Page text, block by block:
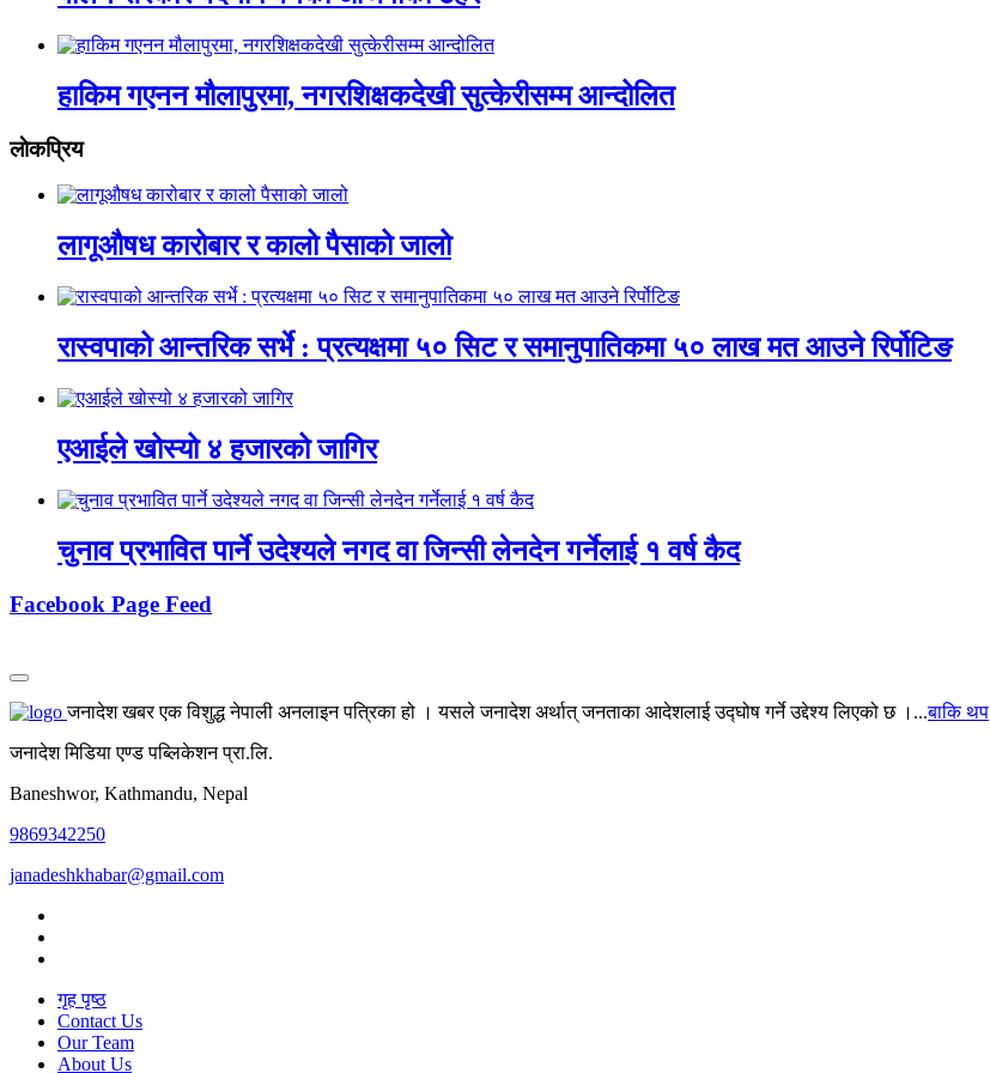
हाकिम गएनन मौलापुरमा, नगरशिक्षकदेखी सुत्केरीसम्म आन्दोलित
लाेकप्रिय
लागूऔषध कारोबार र कालो पैसाको जालो
रास्वपाको आन्तरिक सर्भे : प्रत्यक्षमा ५० सिट र समानुपातिकमा ५० लाख मत आउने रिर्पोटिङ
एआईले खोस्यो ४ हजारको जागिर
चुनाव प्रभावित पार्ने उदेश्यले नगद वा जिन्सी लेनदेन गर्नेलाई १ वर्ष कैद
Facebook Page Feed
जनादेश खबर एक विशुद्ध नेपाली अनलाइन पत्रिका हो । यसले जनादेश अर्थात् जनताका आदेशलाई उद्घोष गर्ने उद्देश्य लिएको छ ।...बाकि थप
जनादेश मिडिया एण्ड पब्लिकेशन प्रा.लि.
Baneshwor, Kathmandu, Nepal
9869342250
janadeshkhabar@gmail.com
गृह पृष्ठ
Contact Us
Our Team
About Us